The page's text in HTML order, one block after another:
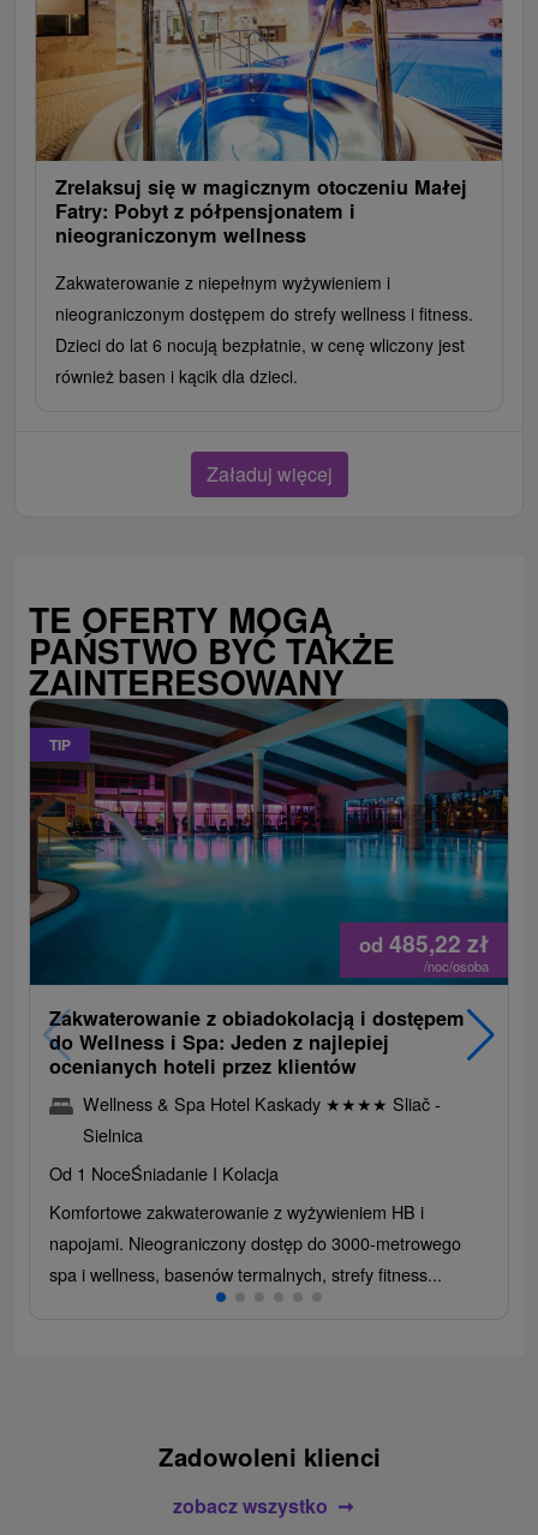
Zrelaksuj się w magicznym otoczeniu Małej
Fatry: Pobyt z półpensjonatem i
nieograniczonym wellness
Zakwaterowanie z niepełnym wyżywieniem i
nieograniczonym dostępem do strefy wellness i fitness.
Dzieci do lat 6 nocują bezpłatnie, w cenę wliczony jest
również basen i kącik dla dzieci.
Załaduj więcej
TE OFERTY MOGĄ
PAŃSTWO BYĆ TAKŻE
ZAINTERESOWANY
TIP
od 485,22 zł
/noc/osoba
Zakwaterowanie z obiadokolacją i dostępem
do Wellness i Spa: Jeden z najlepiej
ocenianych hoteli przez klientów
Wellness & Spa Hotel Kaskady ★★★★ Sliač -
Sielnica
Od 1 NoceŚniadanie I Kolacja
Komfortowe zakwaterowanie z wyżywieniem HB i
napojami. Nieograniczony dostęp do 3000-metrowego
spa i wellness, basenów termalnych, strefy fitness...
Zadowoleni klienci
zobacz wszystko